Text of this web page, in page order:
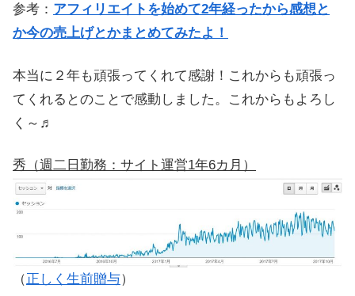
参考： アフィリエイトを始めて2年経ったから感想と
か今の売上げとかまとめてみたよ！
本当に２年も頑張ってくれて感謝！これからも頑張っ
てくれるとのことで感動しました。これからもよろし
く～♬
秀（週二日勤務：サイト運営1年6カ月）
（ 正しく生前贈与）